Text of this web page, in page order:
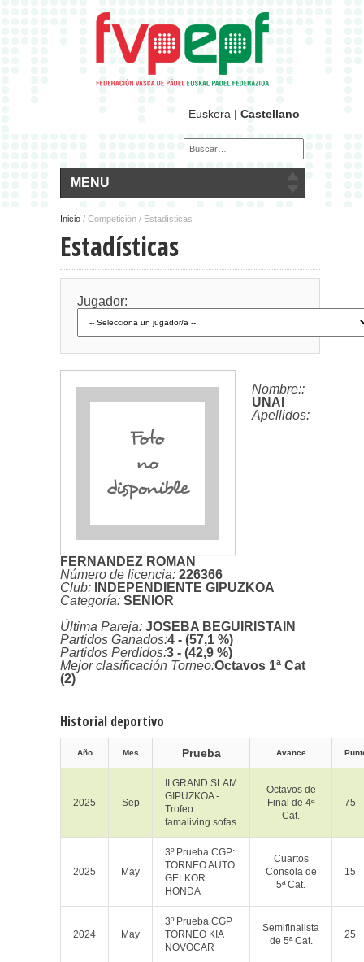
Euskera | Castellano
MENU
Inicio / Competición / Estadísticas
Estadísticas
Jugador:
Nombre::
UNAI
Apellidos:
FERNANDEZ ROMAN
Número de licencia: 226366
Club:
INDEPENDIENTE GIPUZKOA
Categoría: SENIOR
Última Pareja: JOSEBA BEGUIRISTAIN
Partidos Ganados:4 - (57,1 %)
Partidos Perdidos:3 - (42,9 %)
Mejor clasificación Torneo:Octavos 1ª Cat
(2)
Historial deportivo
Año Mes Prueba Avance
2025 Sep
II GRAND SLAM
GIPUZKOA -
Trofeo
famaliving sofas
Octavos de
Final de 4ª
Cat.
75
2025 May
3º Prueba CGP:
TORNEO AUTO
GELKOR
HONDA
Cuartos
Consola de
5ª Cat.
15
2024 May
3º Prueba CGP
TORNEO KIA
NOVOCAR
Semifinalista
de 5ª Cat.
25